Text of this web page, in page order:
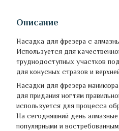
Описание
Насадка для фрезера с
Используется для
труднодоступных участков
для конусных стразов и
Насадки для фрезера
для придания ногтям
используется для процесса
На сегодняшний день
популярными и